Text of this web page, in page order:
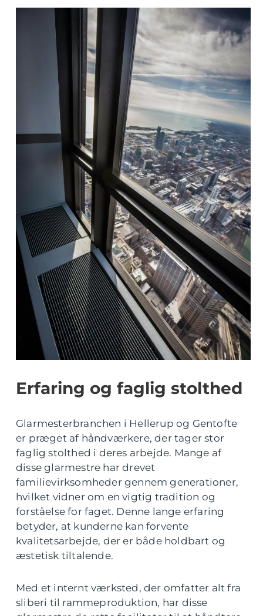
Erfaring og faglig stolthed
Glarmesterbranchen i Hellerup og Gentofte
er præget af håndværkere, der tager stor
faglig stolthed i deres arbejde. Mange af
disse glarmestre har drevet
familievirksomheder gennem generationer,
hvilket vidner om en vigtig tradition og
forståelse for faget. Denne lange erfaring
betyder, at kunderne kan forvente
kvalitetsarbejde, der er både holdbart og
æstetisk tiltalende.
Med et internt værksted, der omfatter alt fra
sliberi til rammeproduktion, har disse